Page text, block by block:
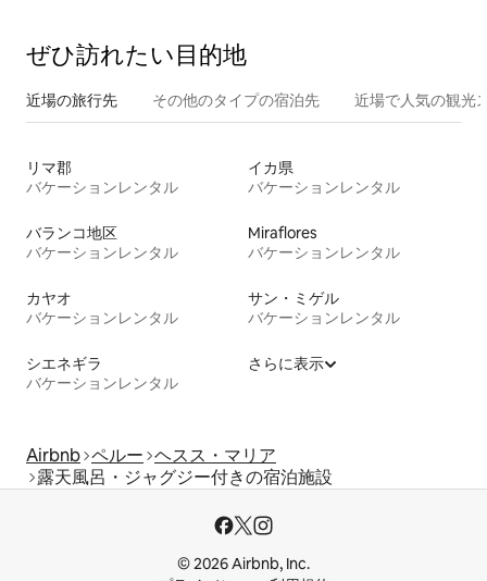
ぜひ訪⁠れ⁠た⁠い目⁠的⁠地
近場の旅行先 その他のタ⁠イ⁠プ⁠の宿⁠泊⁠先 近場で人気の観光
リマ郡
バケーションレンタル
イカ県
バケーションレンタル
バランコ地区
バケーションレンタル
Miraflores
バケーションレンタル
カヤオ
バケーションレンタル
サン・ミゲル
バケーションレンタル
シエネギラ
バケーションレンタル
さらに表示
Airbnb ペルー ヘスス・マリア
露天風呂・ジャグジー付きの宿泊施設
© 2026 Airbnb, Inc.